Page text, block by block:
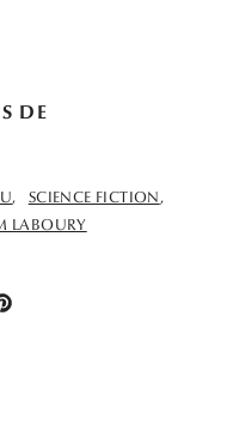
DE
SCIENCE FICTION
LABOURY